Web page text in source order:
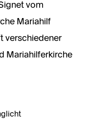
vom
Mariahilf
verschiedener
Mariahilferkirche